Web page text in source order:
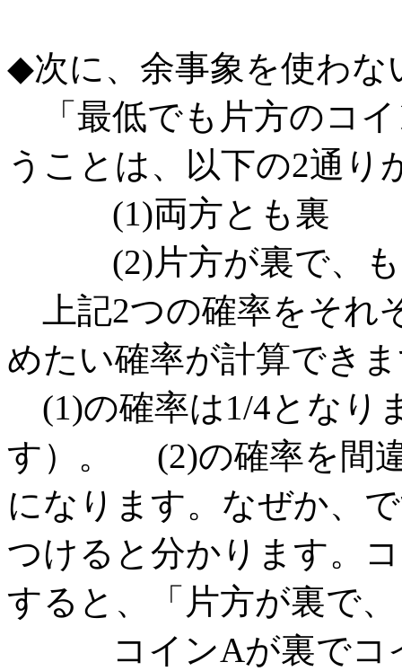
◆次に、余事象を使わな
「最低でも片方のコ
うことは、以下の2通り
(1)両方とも裏
(2)片方が裏で、も
上記2つの確率をそれ
めたい確率が計算でき
(1)の確率は1/4となり
す）。 (2)の確率を間
になります。なぜか、
つけると分かります。
すると、「片方が裏で
コインAが裏でコ